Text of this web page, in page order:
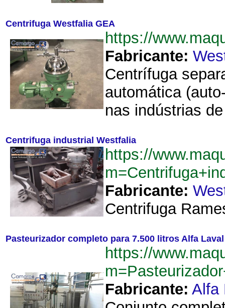
Centrifuga Westfalia GEA
https://
Fabricante:
Centrífuga
automática
nas indústrias
Centrifuga industrial Westfalia
https://
Fabricante:
Centrifuga
Pasteurizador completo para 7.500 litros Alfa
https://
Fabricante: Alfa